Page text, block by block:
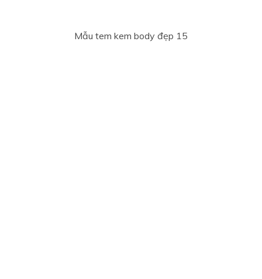
Mẫu tem kem body đẹp 15